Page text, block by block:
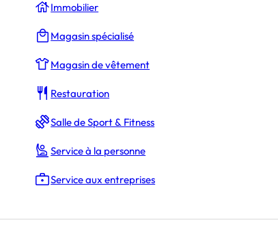
Immobilier
Magasin spécialisé
Magasin de vêtement
Restauration
Salle de Sport & Fitness
Service à la personne
Service aux entreprises